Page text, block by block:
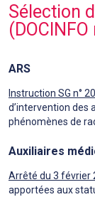
Sélection
(DOCINFO
ARS
Instruction SG n°
d’intervention des
phénomènes de
Auxiliaires
Arrêté du 3 février
apportées aux